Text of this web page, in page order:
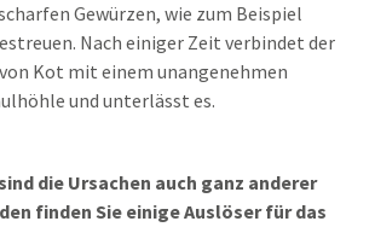
Gewürzen, wie zum Beispiel
Nach einiger Zeit verbindet der
von Kot mit einem unangenehmen
und unterlässt es.
die Ursachen auch ganz anderer
finden Sie einige Auslöser für das